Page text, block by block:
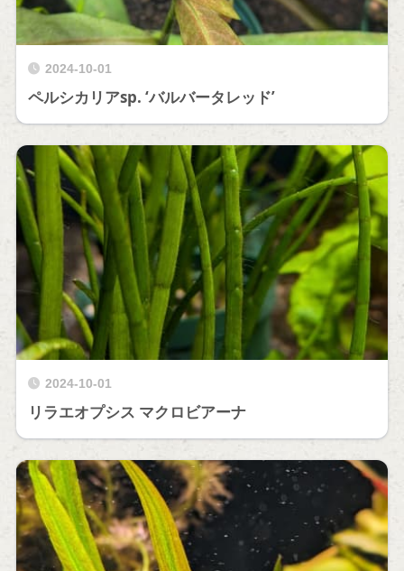
2024-10-01
ペルシカリアsp. ‘バルバータレッド’
2024-10-01
リラエオプシス マクロビアーナ